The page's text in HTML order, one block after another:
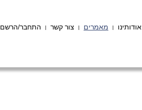
אודותינו | מאמרים | צור קשר | התחבר/הרשם